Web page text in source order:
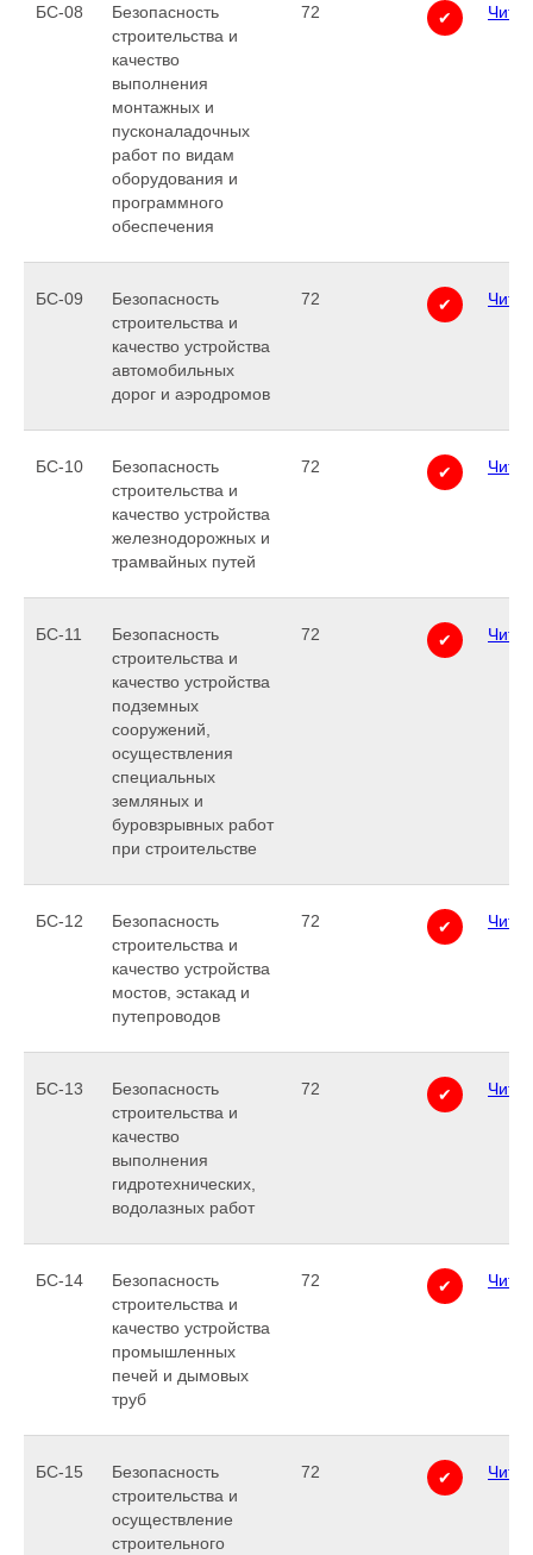
БС-08
Безопасность
строительства и
качество
выполнения
монтажных и
пусконаладочных
работ по видам
оборудования и
программного
обеспечения
72 ✔
БС-09
Безопасность
строительства и
качество устройства
автомобильных
дорог и аэродромов
72 ✔
БС-10
Безопасность
строительства и
качество устройства
железнодорожных и
трамвайных путей
72 ✔
БС-11
Безопасность
строительства и
качество устройства
подземных
сооружений,
осуществления
специальных
земляных и
буровзрывных работ
при строительстве
72 ✔
БС-12
Безопасность
строительства и
качество устройства
мостов, эстакад и
путепроводов
72 ✔
БС-13
Безопасность
строительства и
качество
выполнения
гидротехнических,
водолазных работ
72 ✔
БС-14
Безопасность
строительства и
качество устройства
промышленных
печей и дымовых
труб
72 ✔
БС-15
Безопасность
строительства и
осуществление
строительного
72 ✔